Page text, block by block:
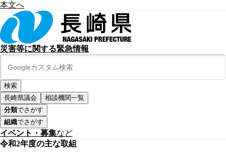
本文へ
災害等に関する緊急情報
長崎県議会
相談機関一覧
分類でさがす
組織でさがす
イベント・募集など
令和2年度の主な取組